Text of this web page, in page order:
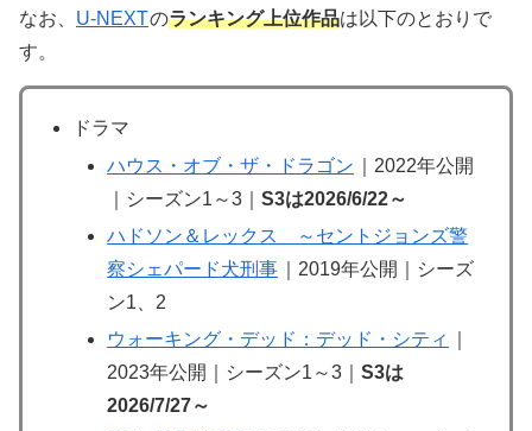
なお、 U-NEXTのランキング上位作品は以下のとおりで
す。
ドラマ
ハウス・オブ・ザ・ドラゴン
｜2022年公開
｜シーズン1～3｜S3は2026/6/22～
ハドソン＆レックス ～セントジョンズ警
察シェパード犬刑事 ｜2019年公開｜シーズ
ン1、2
ウォーキング・デッド：デッド・シティ
2023年公開｜シーズン1～3｜S3は
2026/7/27～